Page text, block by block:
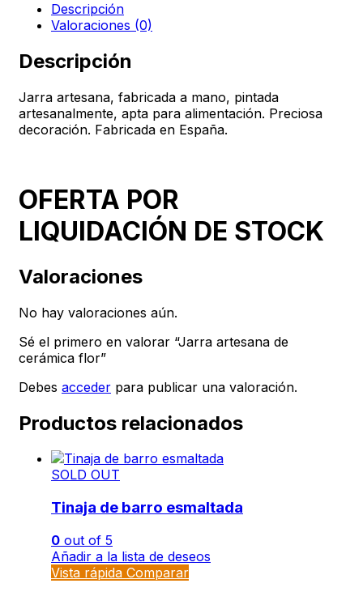
Descripción
Valoraciones (0)
Descripción
Jarra artesana, fabricada a mano, pintada
artesanalmente, apta para alimentación. Preciosa
decoración. Fabricada en España.
OFERTA POR
LIQUIDACIÓN DE STOCK
Valoraciones
No hay valoraciones aún.
Sé el primero en valorar “Jarra artesana de
cerámica flor”
Debes acceder para publicar una valoración.
Productos relacionados
SOLD OUT
Tinaja de barro esmaltada
0 out of 5
Añadir a la lista de deseos
Vista rápida Comparar